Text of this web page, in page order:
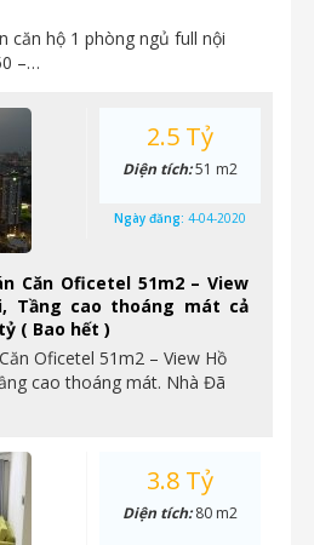
căn hộ 1 phòng ngủ full nội
–…
Căn Oficetel 51m2 – View
Tầng cao thoáng mát cả
( Bao hết )
Oficetel 51m2 – View Hồ
cao thoáng mát. Nhà Đã
2.5 Tỷ
Diện tích:51 m2
Ngày đăng: 4-04-2020
3.8 Tỷ
Diện tích:80 m2